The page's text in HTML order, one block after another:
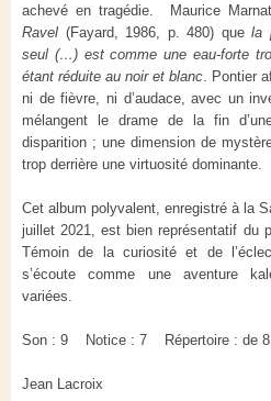
achevé en tragédie. Maurice
Ravel (Fayard, 1986, p. 480) que la
seul (…) est comme une eau-forte
étant réduite au noir et blanc . Pontier
ni de fièvre, ni d’audace, avec un
mélangent le drame de la fin
disparition ; une dimension de
trop derrière une virtuosité dominante.
Cet album polyvalent, enregistré à la
juillet 2021, est bien représentatif du
Témoin de la curiosité et de
s’écoute comme une aventure
variées.
Son : 9 Notice : 7 Répertoire : de
Jean Lacroix